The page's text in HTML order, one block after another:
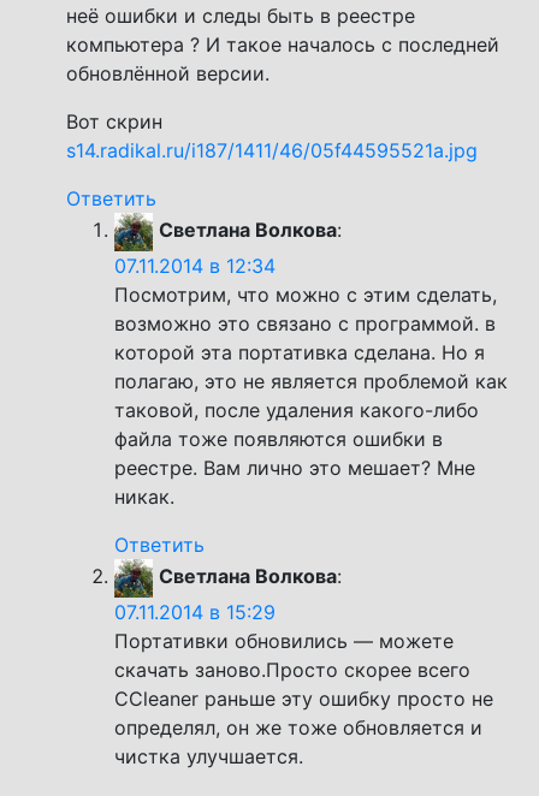
неё ошибки и следы быть в реестре
компьютера ? И такое началось с последней
обновлённой версии.
Вот скрин
s14.radikal.ru/i187/1411/46/05f44595521a.jpg
Ответить
Светлана Волкова:
07.11.2014 в 12:34
Посмотрим, что можно с этим сделать,
возможно это связано с программой. в
которой эта портативка сделана. Но я
полагаю, это не является проблемой как
таковой, после удаления какого-либо
файла тоже появляются ошибки в
реестре. Вам лично это мешает? Мне
никак.
Ответить
Светлана Волкова:
07.11.2014 в 15:29
Портативки обновились — можете
скачать заново.Просто скорее всего
CCleaner раньше эту ошибку просто не
определял, он же тоже обновляется и
чистка улучшается.